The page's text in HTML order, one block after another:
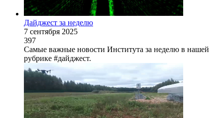
Дайджест за неделю
7 сентября 2025
397
Самые важные новости Института за неделю в нашей
рубрике #дайджест.